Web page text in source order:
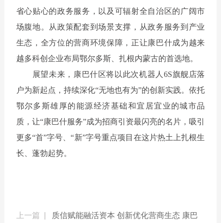
省心贴心的政务服务，以及可辐射全自治区的广阔市
场腹地。从政策配套到场景支撑，从政务服务到产业
生态，全方位的营商环境保障，正让康巴什成为越来
越多科创企业布局鄂尔多斯、扎根内蒙古的首选地。
展望未来，康巴什区将以此次机器人 6S旗舰店落
户为新起点，持续深化“无地也有为”的创新实践。依托
鄂尔多斯雄厚的能源经济基础和宜居宜业的城市品
质，让“康巴什服务”成为招商引资最闪亮的名片，吸引
更多“首”字号、“新”字号重点项目在这片热土上扎根生
长、蓬勃起势。
上一篇 | 质信赋能融活资本 创新优化营商生态 康巴